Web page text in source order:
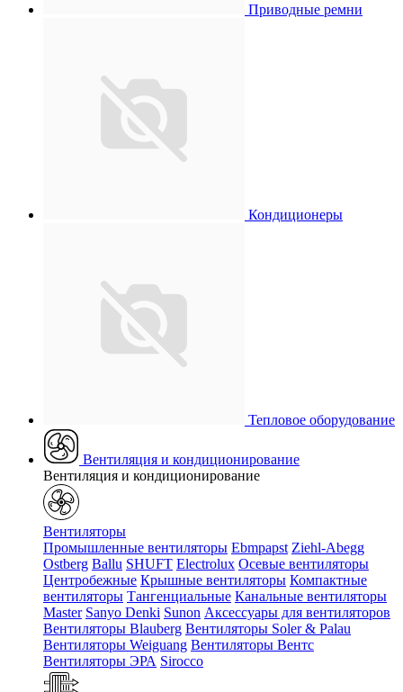
Приводные ремни
Кондиционеры
Тепловое оборудование
Вентиляция и кондиционирование
Вентиляция и кондиционирование
Вентиляторы
Промышленные вентиляторы Ebmpapst Ziehl-Abegg
Ostberg Ballu SHUFT Electrolux Осевые вентиляторы
Центробежные Крышные вентиляторы Компактные
вентиляторы Тангенциальные Канальные вентиляторы
Master Sanyo Denki Sunon Аксессуары для вентиляторов
Вентиляторы Blauberg Вентиляторы Soler & Palau
Вентиляторы Weiguang Вентиляторы Вентс
Вентиляторы ЭРА Sirocco